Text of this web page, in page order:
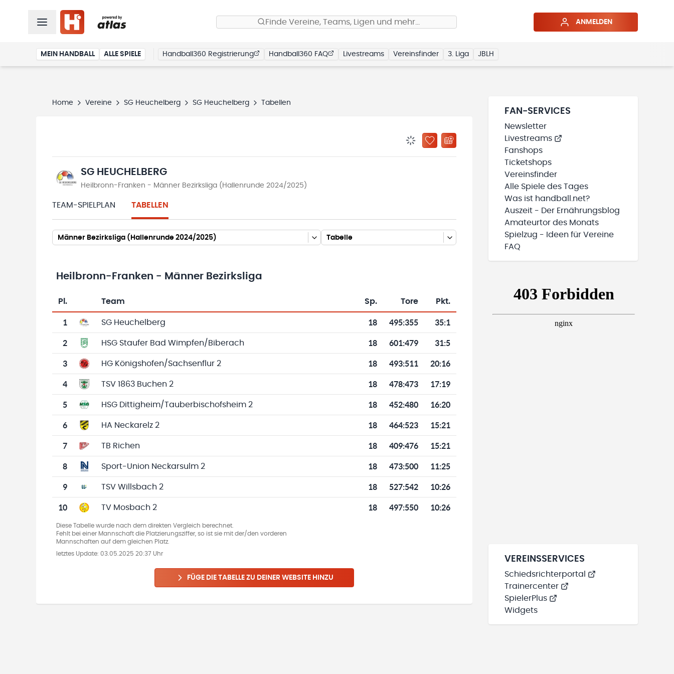
Finde Vereine, Teams, Ligen und mehr… ANMELDEN
MEIN HANDBALL ALLE SPIELE Handball360 Registrierung Handball360 FAQ Livestreams Vereinsfinder 3. Liga JBLH
Home Vereine SG Heuchelberg SG Heuchelberg Tabellen
BENACHRICHTIGUNGSSTATUS WIRD GELADEN
ZU „MEINE TEAMS“ HINZUFÜGEN
SG HEUCHELBERG
Heilbronn-Franken - Männer Bezirksliga (Hallenrunde 2024/2025)
TEAM-SPIELPLAN TABELLEN
Männer Bezirksliga (Hallenrunde 2024/2025) Tabelle
Heilbronn-Franken - Männer Bezirksliga
Tabelle mit Vereinsplatzierungen, Spielen, Toren und Punkten
Pl. Team Sp. Tore Pkt.
1 SG Heuchelberg 18 495:355 35:1
2 HSG Staufer Bad Wimpfen/Biberach 18 601:479 31:5
3 HG Königshofen/Sachsenflur 2 18 493:511 20:16
4 TSV 1863 Buchen 2 18 478:473 17:19
5 HSG Dittigheim/Tauberbischofsheim 2 18 452:480 16:20
6 HA Neckarelz 2 18 464:523 15:21
7 TB Richen 18 409:476 15:21
8 Sport-Union Neckarsulm 2 18 473:500 11:25
9 TSV Willsbach 2 18 527:542 10:26
10 TV Mosbach 2 18 497:550 10:26
Diese Tabelle wurde nach dem direkten Vergleich berechnet.
Fehlt bei einer Mannschaft die Platzierungsziffer, so ist sie mit der/den vorderen
Mannschaften auf dem gleichen Platz.
letztes Update: 03.05.2025 20:37 Uhr
FÜGE DIE TABELLE ZU DEINER WEBSITE HINZU
FAN-SERVICES
Newsletter
Livestreams
Fanshops
Ticketshops
Vereinsfinder
Alle Spiele des Tages
Was ist handball.net?
Auszeit - Der Ernährungsblog
Amateurtor des Monats
Spielzug - Ideen für Vereine
FAQ
VEREINSSERVICES
Schiedsrichterportal
Trainercenter
SpielerPlus
Widgets